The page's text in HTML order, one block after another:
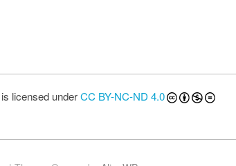
is licensed underCC BY-NC-ND 4.0